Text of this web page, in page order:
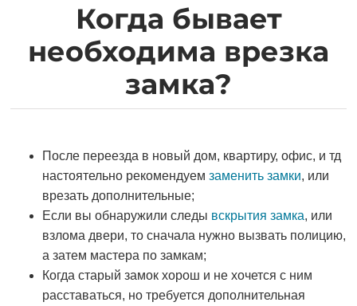
Когда бывает
необходима врезка
замка?
После переезда в новый дом, квартиру, офис, и тд
настоятельно рекомендуем заменить замки, или
врезать дополнительные;
Если вы обнаружили следы вскрытия замка, или
взлома двери, то сначала нужно вызвать полицию,
а затем мастера по замкам;
Когда старый замок хорош и не хочется с ним
расставаться, но требуется дополнительная